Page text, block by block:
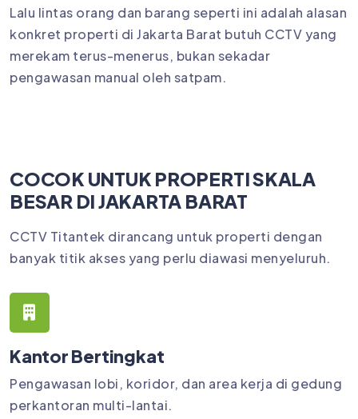
Lalu lintas orang dan barang seperti ini adalah alasan
konkret properti di Jakarta Barat butuh CCTV yang
merekam terus-menerus, bukan sekadar
pengawasan manual oleh satpam.
COCOK UNTUK PROPERTI SKALA
BESAR DI JAKARTA BARAT
CCTV Titantek dirancang untuk properti dengan
banyak titik akses yang perlu diawasi menyeluruh.
Kantor Bertingkat
Pengawasan lobi, koridor, dan area kerja di gedung
perkantoran multi-lantai.